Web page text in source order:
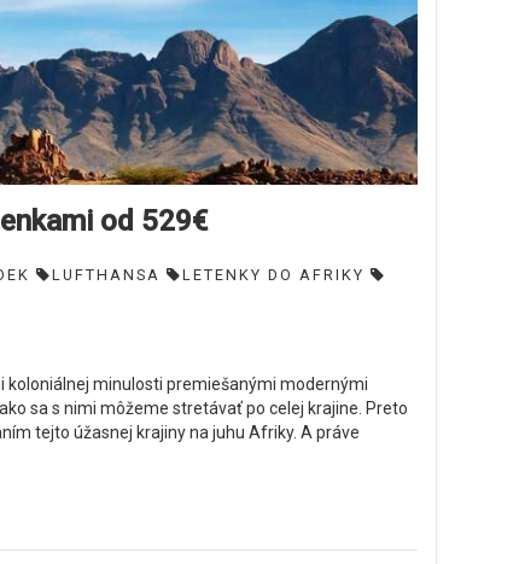
od 529€
LUFTHANSA
LETENKY DO AFRIKY
koloniálnej minulosti premiešanými modernými
sa s nimi môžeme stretávať po celej krajine. Preto
tejto úžasnej krajiny na juhu Afriky. A práve